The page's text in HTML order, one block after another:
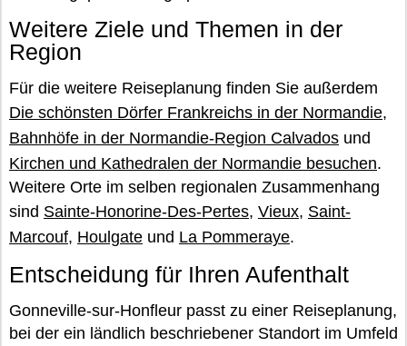
Weitere Ziele und Themen in der
Region
Für die weitere Reiseplanung finden Sie außerdem
Die schönsten Dörfer Frankreichs in der Normandie,
Bahnhöfe in der Normandie-Region Calvados und
Kirchen und Kathedralen der Normandie besuchen.
Weitere Orte im selben regionalen Zusammenhang
sind Sainte-Honorine-Des-Pertes, Vieux, Saint-
Marcouf, Houlgate und La Pommeraye.
Entscheidung für Ihren Aufenthalt
Gonneville-sur-Honfleur passt zu einer Reiseplanung,
bei der ein ländlich beschriebener Standort im Umfeld